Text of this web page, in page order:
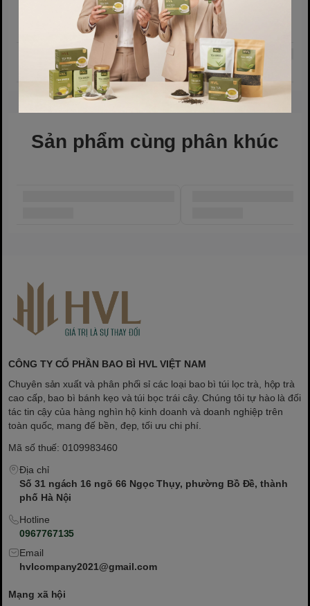
biếu cao cấp.
Thiết kế vali gỗ tinh xảo, tông màu nâu trầm
phối bảng xanh ngọc in hoạ tiết rồng vàng
kim. Tay xách da thật kết hợp chốt khoá kim
loại tạo cảm giác chắc chắn và đẳng cấp.
Hộp có thể tái sử dụng nhiều lần, bền bỉ và
🎁 Thông tin chi tiết sản phẩm
Chất liệu:
Màu sắc:Nâu gỗ tự nhiên phối xanh ngọc
Sản phẩm cùng phân khúc
CÔNG TY CỔ PHẦN BAO BÌ HVL VIỆT NAM
Chuyên sản xuất và phân phối sỉ các loại bao bì túi lọc trà, hộp trà
cao cấp, bao bì bánh kẹo và túi bọc trái cây. Chúng tôi tự hào là đối
tác tin cậy của hàng nghìn hộ kinh doanh và doanh nghiệp trên
toàn quốc, mang đế bền, đẹp, tối ưu chi phí.
Mã số thuế: 0109983460
Địa chỉ
Số 31 ngách 16 ngõ 66 Ngọc Thụy, phường Bồ Đề, thành
phố Hà Nội
Hotline
0967767135
Email
hvlcompany2021@gmail.com
Mạng xã hội